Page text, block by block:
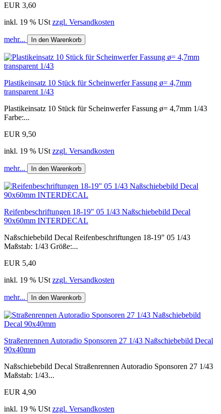
EUR 3,60
inkl. 19 % USt zzgl. Versandkosten
mehr... In den Warenkorb
Plastikeinsatz 10 Stück für Scheinwerfer Fassung ø= 4,7mm
transparent 1/43
Plastikeinsatz 10 Stück für Scheinwerfer Fassung ø= 4,7mm 1/43
Farbe:...
EUR 9,50
inkl. 19 % USt zzgl. Versandkosten
mehr... In den Warenkorb
Reifenbeschriftungen 18-19" 05 1/43 Naßschiebebild Decal
90x60mm INTERDECAL
Naßschiebebild Decal Reifenbeschriftungen 18-19" 05 1/43
Maßstab: 1/43 Größe:...
EUR 5,40
inkl. 19 % USt zzgl. Versandkosten
mehr... In den Warenkorb
Straßenrennen Autoradio Sponsoren 27 1/43 Naßschiebebild Decal
90x40mm
Naßschiebebild Decal Straßenrennen Autoradio Sponsoren 27 1/43
Maßstab: 1/43...
EUR 4,90
inkl. 19 % USt zzgl. Versandkosten